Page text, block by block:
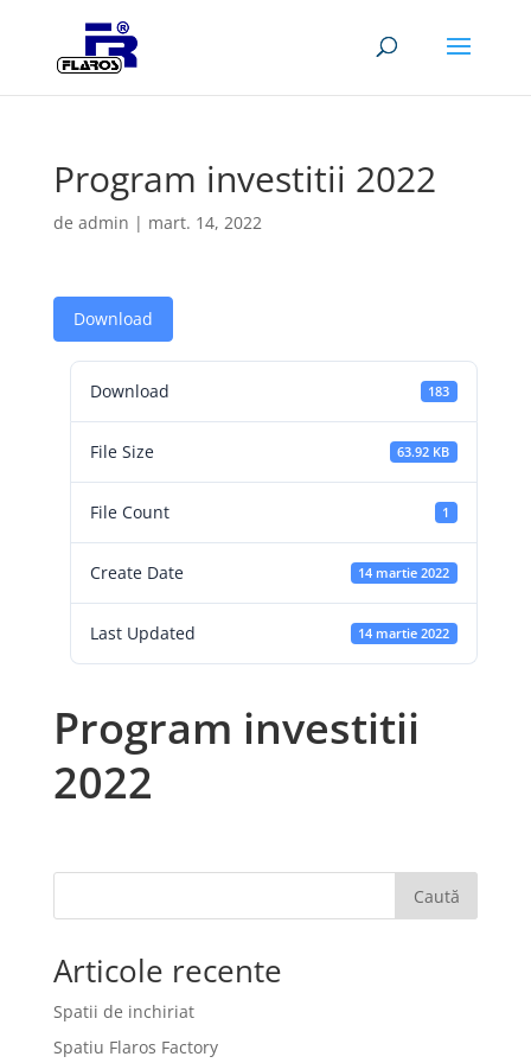
Program investitii 2022
de admin | mart. 14, 2022
Download
Download 183
File Size 63.92 KB
File Count 1
Create Date 14 martie 2022
Last Updated 14 martie 2022
Program investitii
2022
Caută
Articole recente
Spatii de inchiriat
Spatiu Flaros Factory